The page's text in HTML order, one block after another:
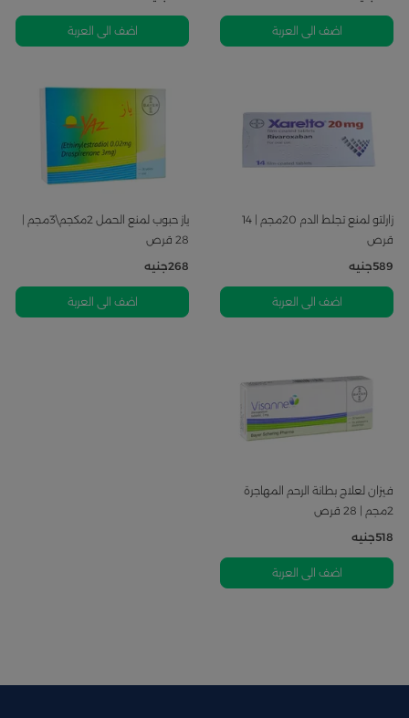
اضف الى العربة اضف الى العربة
زارلتو لمنع تجلط الدم 20مجم | 14
قرص
589جنيه
اضف الى العربة
ياز حبوب لمنع الحمل 2مكجم\3مجم |
28 قرص
268جنيه
اضف الى العربة
فيزان لعلاج بطانة الرحم المهاجرة
2مجم | 28 قرص
518جنيه
اضف الى العربة